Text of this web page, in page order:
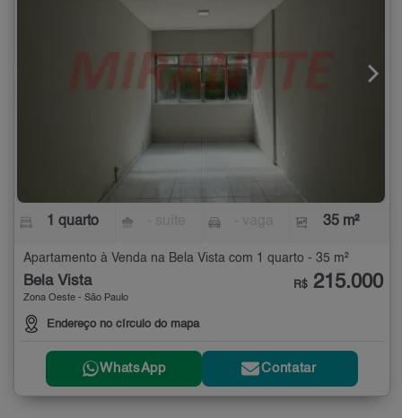
1 quarto 35 m²
Apartamento à Venda na Bela Vista com 1 quarto - 35 m²
Bela Vista
Zona Oeste - São Paulo
Endereço no círculo do mapa
R$ 215.000
WhatsApp Contatar